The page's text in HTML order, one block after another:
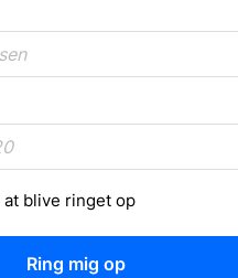
rights reserved.
blive ringet op